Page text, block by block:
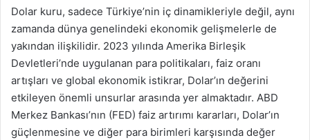
Dolar kuru, sadece Türkiye’nin iç dinamikleriyle değil, aynı
zamanda dünya genelindeki ekonomik gelişmelerle de
yakından ilişkilidir. 2023 yılında Amerika Birleşik
Devletleri’nde uygulanan para politikaları, faiz oranı
artışları ve global ekonomik istikrar, Dolar’ın değerini
etkileyen önemli unsurlar arasında yer almaktadır. ABD
Merkez Bankası’nın (FED) faiz artırımı kararları, Dolar’ın
güçlenmesine ve diğer para birimleri karşısında değer